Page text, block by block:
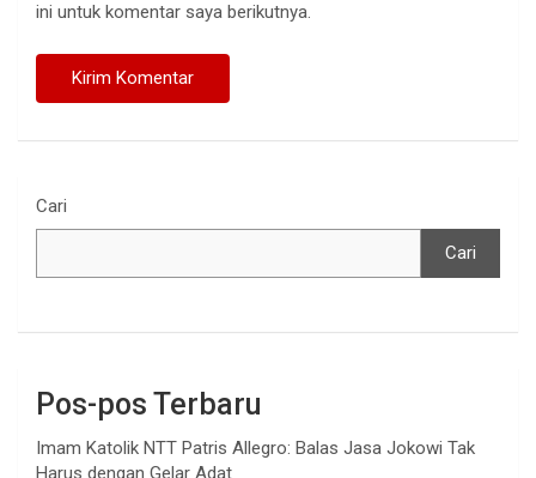
ini untuk komentar saya berikutnya.
Cari
Cari
Pos-pos Terbaru
Imam Katolik NTT Patris Allegro: Balas Jasa Jokowi Tak
Harus dengan Gelar Adat